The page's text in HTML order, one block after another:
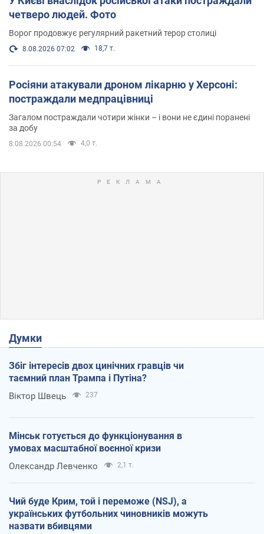
четверо людей. Фото
Ворог продовжує регулярний ракетний терор столиці
8.08.2026 07:02 18,7 т.
Росіяни атакували дроном лікарню у Херсоні:
постраждали медпрацівниці
Загалом постраждали чотири жінки – і вони не єдині поранені
за добу
8.08.2026 00:54 4,0 т.
Думки
Збіг інтересів двох цинічних гравців чи
таємний план Трампа і Путіна?
Віктор Швець 237
Мінськ готується до функціонування в
умовах масштабної воєнної кризи
Олександр Левченко 2,1 т.
Чий буде Крим, той і переможе (NSJ), а
українських футбольних чиновників можуть
назвати вбивцями